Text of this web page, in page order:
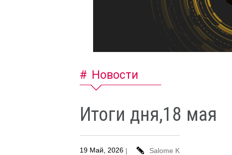
Новости
Итоги дня,18 мая
19 Май, 2026 | Salome K